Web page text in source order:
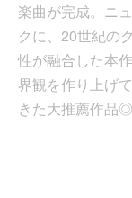
楽曲が完成。ニ
クに、20世紀の
性が融合した本
界観を作り上げ
きた大推薦作